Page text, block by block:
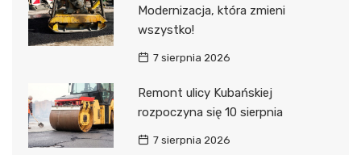
Modernizacja, która zmieni
wszystko!
7 sierpnia 2026
Remont ulicy Kubańskiej
rozpoczyna się 10 sierpnia
7 sierpnia 2026